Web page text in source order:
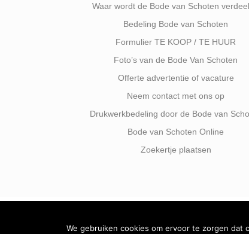
Waar wordt de Bode van Schoten
Bedeling Bode van Schoten
Formulier TE KOOP / TE HUUR
Foto’s van de Bode Van Schoten
Offerte advertentie of vacature
Neem contact met ons op
Drukwerkbedeling door de Bode van
Bode van Schoten Online
Zoekertje plaatsen
Facebook
We gebruiken cookies om ervoor te zorgen